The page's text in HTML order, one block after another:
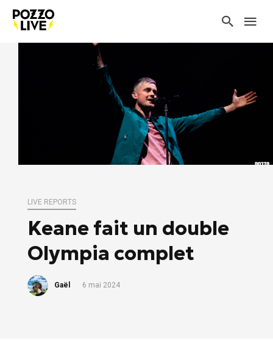
LIVE REPORTS
Keane fait un double
Olympia complet
Gaël 6 mai 2024